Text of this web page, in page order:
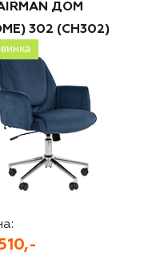
ДОМ
302 (CH302)